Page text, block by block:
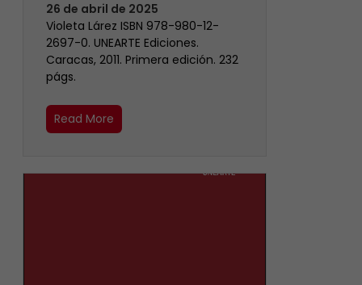
26 de abril de 2025
Violeta Lárez ISBN 978-980-12-
2697-0. UNEARTE Ediciones.
Caracas, 2011. Primera edición. 232
págs.
Read More